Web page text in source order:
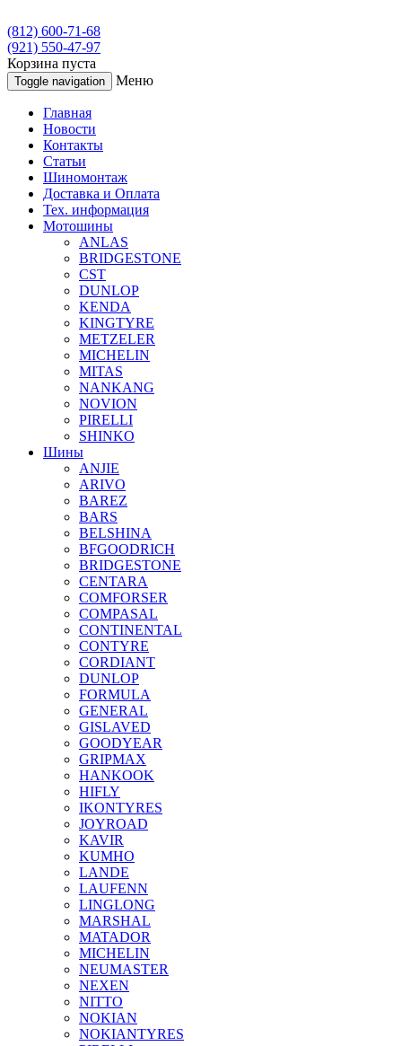
(812) 600-71-68
(921) 550-47-97
Корзина пуста
Toggle navigation Меню
Главная
Новости
Контакты
Статьи
Шиномонтаж
Доставка и Оплата
Тех. информация
Мотошины
ANLAS
BRIDGESTONE
CST
DUNLOP
KENDA
KINGTYRE
METZELER
MICHELIN
MITAS
NANKANG
NOVION
PIRELLI
SHINKO
Шины
ANJIE
ARIVO
BAREZ
BARS
BELSHINA
BFGOODRICH
BRIDGESTONE
CENTARA
COMFORSER
COMPASAL
CONTINENTAL
CONTYRE
CORDIANT
DUNLOP
FORMULA
GENERAL
GISLAVED
GOODYEAR
GRIPMAX
HANKOOK
HIFLY
IKONTYRES
JOYROAD
KAVIR
KUMHO
LANDE
LAUFENN
LINGLONG
MARSHAL
MATADOR
MICHELIN
NEUMASTER
NEXEN
NITTO
NOKIAN
NOKIANTYRES